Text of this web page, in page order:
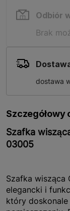
Odbiór
Brak
dostawa
Szczegółowy
Szafka
03005
Szafka wisząca
elegancki i
który